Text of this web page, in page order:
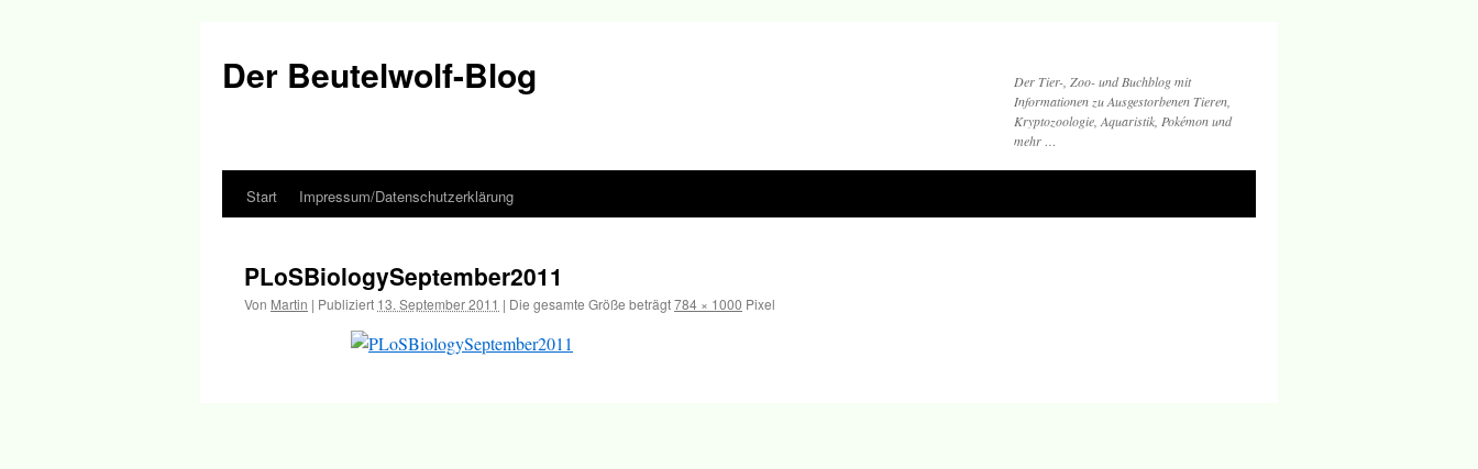
Der Beutelwolf-Blog
Der Tier-, Zoo- und Buchblog mit
Informationen zu Ausgestorbenen Tieren,
Kryptozoologie, Aquaristik, Pokémon und
mehr …
Springe
Inhalt
Start Impressum/Datenschutzerklärung
PLoSBiologySeptember2011
Von Martin | Publiziert 13. September 2011 | Die gesamte Größe beträgt784 × 1000 Pixel